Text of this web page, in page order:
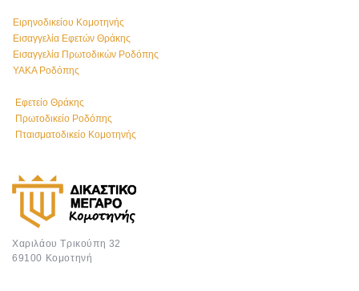
Ειρηνοδικείου Κομοτηνής
Εισαγγελία Εφετών Θράκης
Εισαγγελία Πρωτοδικών Ροδόπης
ΥΑΚΑ Ροδόπης
Εφετείο Θράκης
Πρωτοδικείο Ροδόπης
Πταισματοδικείο Κομοτηνής
Χαριλάου Τρικούπη 32
69100 Κομοτηνή